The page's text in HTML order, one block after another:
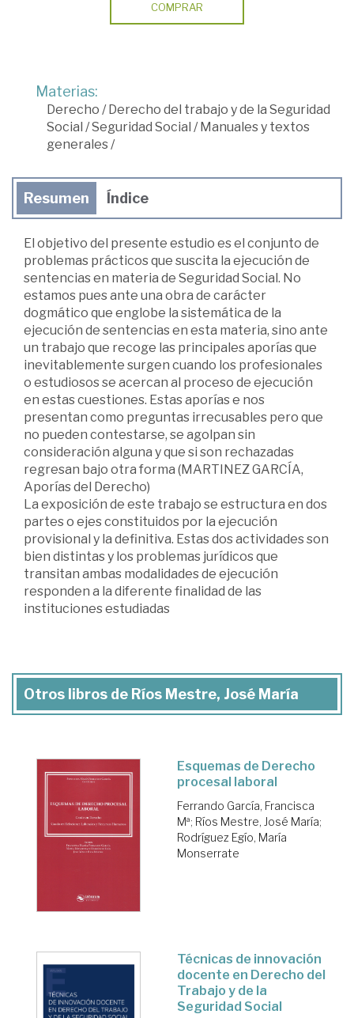
COMPRAR
Materias:
Derecho /Derecho del trabajo y de la Seguridad
Social /Seguridad Social /Manuales y textos
generales/
Resumen Índice
El objetivo del presente estudio es el conjunto de
problemas prácticos que suscita la ejecución de
sentencias en materia de Seguridad Social. No
estamos pues ante una obra de carácter
dogmático que englobe la sistemática de la
ejecución de sentencias en esta materia, sino ante
un trabajo que recoge las principales aporías que
inevitablemente surgen cuando los profesionales
o estudiosos se acercan al proceso de ejecución
en estas cuestiones. Estas aporías e nos
presentan como preguntas irrecusables pero que
no pueden contestarse, se agolpan sin
consideración alguna y que si son rechazadas
regresan bajo otra forma (MARTINEZ GARCÍA,
Aporías del Derecho)
La exposición de este trabajo se estructura en dos
partes o ejes constituidos por la ejecución
provisional y la definitiva. Estas dos actividades son
bien distintas y los problemas jurídicos que
transitan ambas modalidades de ejecución
responden a la diferente finalidad de las
instituciones estudiadas
Otros libros de Ríos Mestre, José María
Esquemas de Derecho
procesal laboral
Ferrando García, Francisca
Mª; Ríos Mestre, José María;
Rodríguez Egío, María
Monserrate
Técnicas de innovación
docente en Derecho del
Trabajo y de la
Seguridad Social